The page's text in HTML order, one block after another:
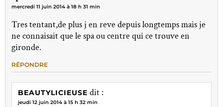
mercredi 11 juin 2014 à 18 h 31 min
Tres tentant,de plus j en reve depuis longtemps mais je
ne connaisait que le spa ou centre qui ce trouve en
gironde.
RÉPONDRE
BEAUTYLICIEUSE dit :
jeudi 12 juin 2014 à 15 h 32 min